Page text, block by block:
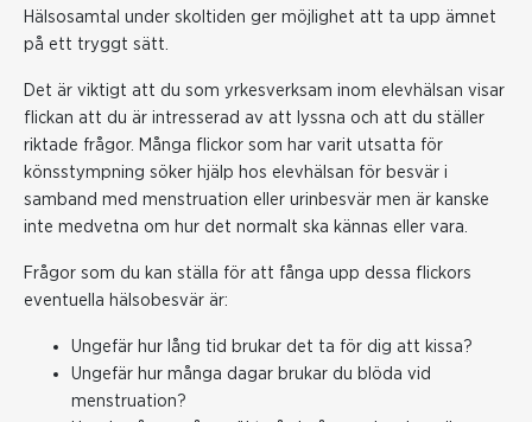
Hälsosamtal under skoltiden ger möjlighet att ta upp ämnet
på ett tryggt sätt.
Det är viktigt att du som yrkesverksam inom elevhälsan visar
flickan att du är intresserad av att lyssna och att du ställer
riktade frågor. Många flickor som har varit utsatta för
könsstympning söker hjälp hos elevhälsan för besvär i
samband med menstruation eller urinbesvär men är kanske
inte medvetna om hur det normalt ska kännas eller vara.
Frågor som du kan ställa för att fånga upp dessa flickors
eventuella hälsobesvär är:
Ungefär hur lång tid brukar det ta för dig att kissa?
Ungefär hur många dagar brukar du blöda vid
menstruation?